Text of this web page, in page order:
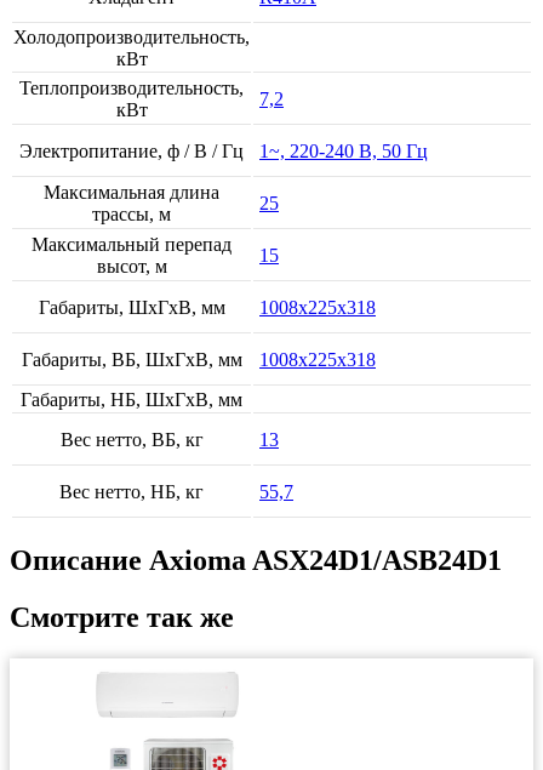
Холодопроизводительность,
кВт
Теплопроизводительность,
кВт
7,2
Электропитание, ф / В / Гц
1~, 220-240 В, 50 Гц
Максимальная длина
трассы, м
25
Максимальный перепад
высот, м
15
Габариты, ШхГхВ, мм 1008x225x318
Габариты, ВБ, ШхГхВ, мм
1008x225x318
Габариты, НБ, ШхГхВ, мм
Вес нетто, ВБ, кг
13
Вес нетто, НБ, кг 55,7
Описание Axioma ASX24D1/ASB24D1
Смотрите так же